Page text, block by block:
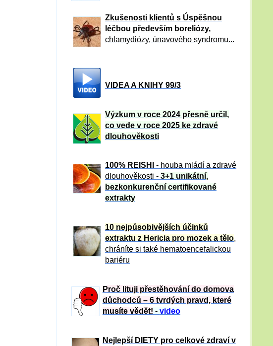
Zkušenosti klientů s Úspěšnou
léčbou především boreliózy,
chlamydiózy, únavového syndromu...
VIDEA A KNIHY 99/3
Výzkum v roce 2024 přesně určil,
co vede v roce 2025 ke zdravé
dlouhověkosti
100% REISHI
- houba mládí a zdravé
dlouhověkosti - 3+1 unikátní,
bezkonkurenční certifikované
extrakty
10 nejpůsobivějších účinků
extraktu z Hericia pro mozek a tělo,
chráníte si také hematoencefalickou
bariéru
Proč lituji přestěhování do domova
důchodců – 6 tvrdých pravd, které
musíte vědět! - video
Nejlepší DIETY pro celkové zdraví v